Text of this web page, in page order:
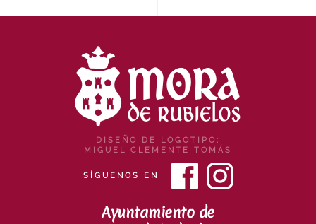
DISEÑO DE LOGOTIPO:
MIGUEL CLEMENTE TOMÁS
SÍGUENOS EN
Ayuntamiento de